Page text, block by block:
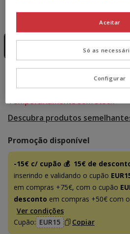
1.1 m
Sem Stock
Promoção disponível
-15€ c/ cupão 💰 15€ de
inserindo e validando o cupão
em compras +75€, com o cupão
desconto em compras +50€ com
Ver condições
Cupão: EUR15 Copiar
Temporariamente sem stock
Descubra produtos
Só as
Aceitar
Configurar